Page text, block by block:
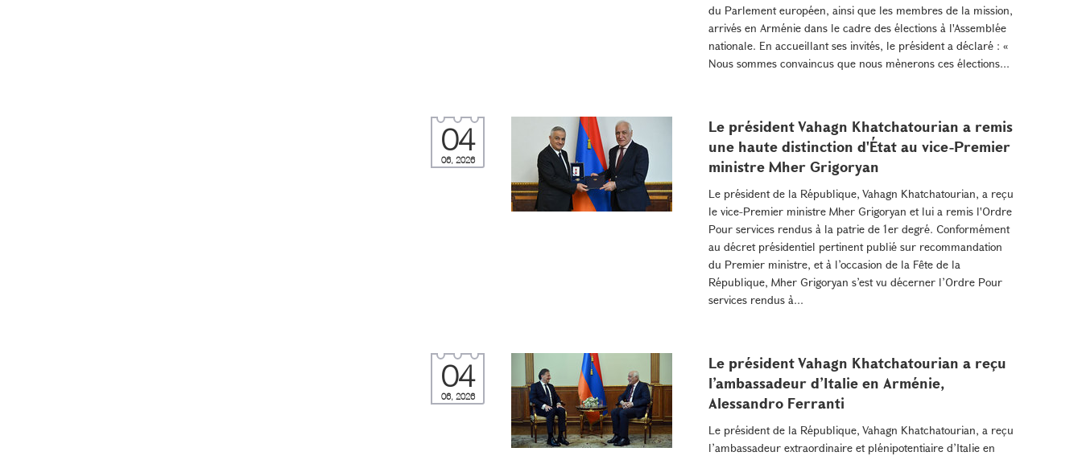
du Parlement européen, ainsi que les membres de la mission,
arrivés en Arménie dans le cadre des élections à l'Assemblée
nationale. En accueillant ses invités, le président a déclaré : «
Nous sommes convaincus que nous mènerons ces élections...
04
06, 2026
Le président Vahagn Khatchatourian a remis
une haute distinction d'État au vice-Premier
ministre Mher Grigoryan
Le président de la République, Vahagn Khatchatourian, a reçu
le vice-Premier ministre Mher Grigoryan et lui a remis l'Ordre
Pour services rendus à la patrie de 1er degré. Conformément
au décret présidentiel pertinent publié sur recommandation
du Premier ministre, et à l’occasion de la Fête de la
République, Mher Grigoryan s’est vu décerner l’Ordre Pour
services rendus à...
04
06, 2026
Le président Vahagn Khatchatourian a reçu
l’ambassadeur d’Italie en Arménie,
Alessandro Ferranti
Le président de la République, Vahagn Khatchatourian, a reçu
l’ambassadeur extraordinaire et plénipotentiaire d’Italie en